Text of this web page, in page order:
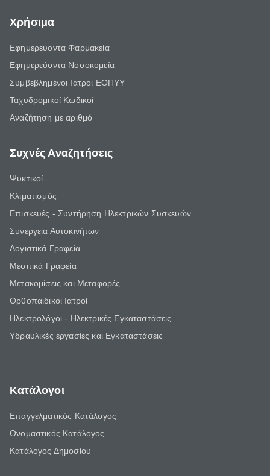
Χρήσιμα
Εφημερεύοντα Φαρμακεία
Εφημερεύοντα Νοσοκομεία
Συμβεβλημένοι Ιατροί ΕΟΠΥΥ
Ταχυδρομικοί Κωδικοί
Αναζήτηση με αριθμό
Συχνές Αναζητήσεις
Ψυκτικοί
Κλιματισμός
Επισκευές - Συντήρηση Ηλεκτρικών Συσκευών
Συνεργεία Αυτοκινήτων
Λογιστικά Γραφεία
Μεσιτικά Γραφεία
Μετακομίσεις και Μεταφορές
Ορθοπαιδικοί Ιατροί
Ηλεκτρολόγοι - Ηλεκτρικές Εγκαταστάσεις
Υδραυλικές εργασίες και Εγκαταστάσεις
Κατάλογοι
Επαγγελματικός Κατάλογος
Ονομαστικός Κατάλογος
Κατάλογος Δημοσίου